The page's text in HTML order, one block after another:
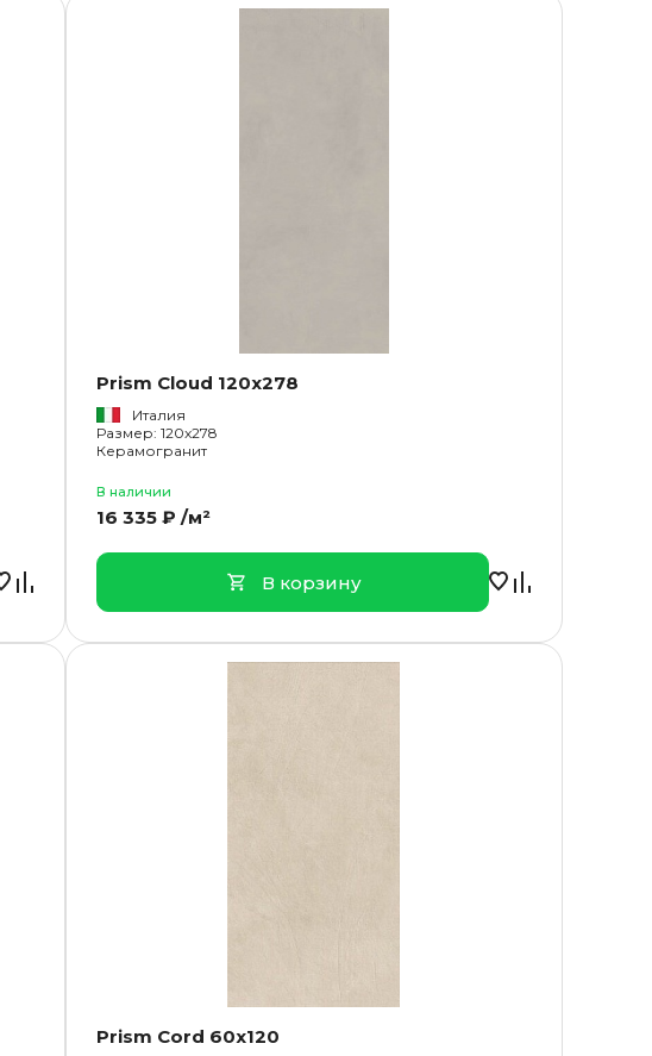
Prism Cloud 120x278
Италия
Размер: 120x278
Керамогранит
В наличии
16 335 ₽ /м²
В корзину
Prism Cord 60x120